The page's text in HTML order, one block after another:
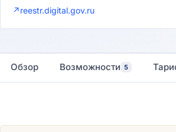
↗reestr.digital.gov.ru
Обзор Возможности 5